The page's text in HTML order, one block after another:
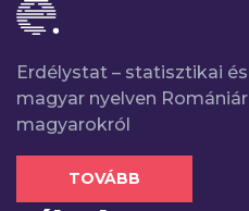
Erdélystat – statisztikai
magyar nyelven
magyarokról
TOVÁBB